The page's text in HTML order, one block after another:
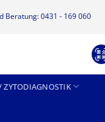
Beratung: 0431 - 169 060